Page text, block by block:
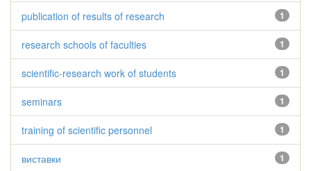
1
publication of results of research
1
research schools of faculties
1
scientific-research work of students
1
seminars
1
training of scientific personnel
1
виставки